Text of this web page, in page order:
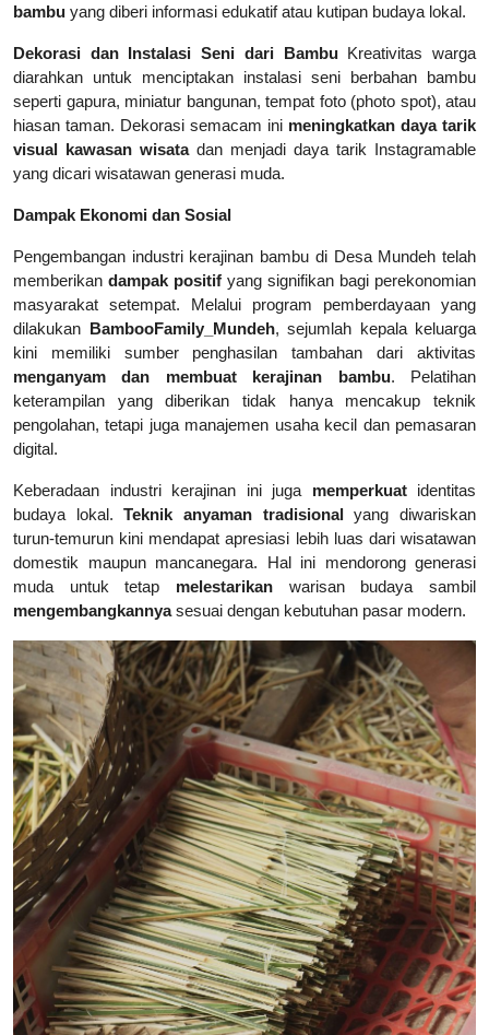
bambu yang diberi informasi edukatif atau kutipan budaya lokal.
Dekorasi dan Instalasi Seni dari BambuKreativitas warga
diarahkan untuk menciptakan instalasi seni berbahan bambu
seperti gapura, miniatur bangunan, tempat foto (photo spot), atau
hiasan taman. Dekorasi semacam ini meningkatkan daya tarik
visual kawasan wisatadan menjadi daya tarik Instagramable
yang dicari wisatawan generasi muda.
Dampak Ekonomi dan Sosial
Pengembangan industri kerajinan bambu di Desa Mundeh telah
memberikan dampak positif yang signifikan bagi perekonomian
masyarakat setempat. Melalui program pemberdayaan yang
dilakukan
BambooFamily_Mundeh, sejumlah kepala keluarga
kini memiliki sumber penghasilan tambahan dari aktivitas
menganyam dan membuat kerajinan bambu. Pelatihan
keterampilan yang diberikan tidak hanya mencakup teknik
pengolahan, tetapi juga manajemen usaha kecil dan pemasaran
digital.
Keberadaan industri kerajinan ini juga memperkuatidentitas
budaya lokal.Teknik anyaman tradisional
yang diwariskan
turun-temurun kini mendapat apresiasi lebih luas dari wisatawan
domestik maupun mancanegara. Hal ini mendorong generasi
muda untuk tetap melestarikan warisan budaya sambil
mengembangkannyasesuai dengan kebutuhan pasar modern.